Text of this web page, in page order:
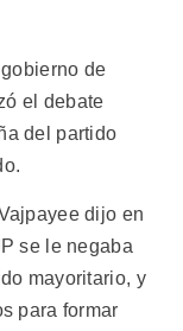
de
el debate
del partido
dijo en
se le negaba
mayoritario, y
para formar